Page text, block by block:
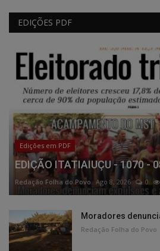
EDIÇÕES PDF
Edições em PDF
EDIÇÃO ITATIAIUÇU - 1070 -
Redação Folha do Povo Ago 8, 2026 0
Moradores
Redação Folha do Povo